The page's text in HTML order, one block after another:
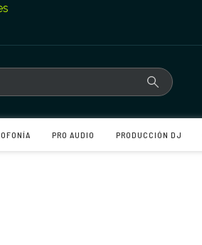
PRO AUDIO PRODUCCIÓN DJ